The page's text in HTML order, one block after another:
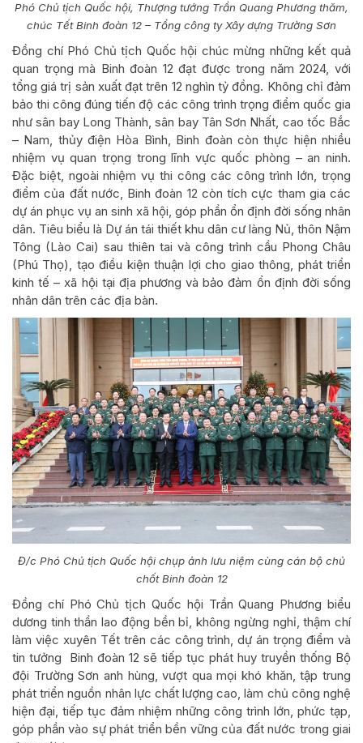
Phó Chủ tịch Quốc hội, Thượng tướng Trần Quang Phương thăm,
chúc Tết Binh đoàn 12 – Tổng công ty Xây dựng Trường Sơn
Đồng chí Phó Chủ tịch Quốc hội chúc mừng những kết quả
quan trọng mà Binh đoàn 12 đạt được trong năm 2024, với
tổng giá trị sản xuất đạt trên 12 nghìn tỷ đồng. Không chỉ đảm
bảo thi công đúng tiến độ các công trình trọng điểm quốc gia
như sân bay Long Thành, sân bay Tân Sơn Nhất, cao tốc Bắc
– Nam, thủy điện Hòa Bình, Binh đoàn còn thực hiện nhiều
nhiệm vụ quan trọng trong lĩnh vực quốc phòng – an ninh.
Đặc biệt, ngoài nhiệm vụ thi công các công trình lớn, trọng
điểm của đất nước, Binh đoàn 12 còn tích cực tham gia các
dự án phục vụ an sinh xã hội, góp phần ổn định đời sống nhân
dân. Tiêu biểu là Dự án tái thiết khu dân cư làng Nủ, thôn Nậm
Tông (Lào Cai) sau thiên tai và công trình cầu Phong Châu
(Phú Thọ), tạo điều kiện thuận lợi cho giao thông, phát triển
kinh tế – xã hội tại địa phương và bảo đảm ổn định đời sống
nhân dân trên các địa bàn.
Đ/c Phó Chủ tịch Quốc hội chụp ảnh lưu niệm cùng cán bộ chủ
chốt Binh đoàn 12
Đồng chí Phó Chủ tịch Quốc hội Trần Quang Phương biểu
dương tinh thần lao động bền bỉ, không ngừng nghỉ, thậm chí
làm việc xuyên Tết trên các công trình, dự án trọng điểm và
tin tưởng Binh đoàn 12 sẽ tiếp tục phát huy truyền thống Bộ
đội Trường Sơn anh hùng, vượt qua mọi khó khăn, tập trung
phát triển nguồn nhân lực chất lượng cao, làm chủ công nghệ
hiện đại, tiếp tục đảm nhiệm những công trình lớn, phức tạp,
góp phần vào sự phát triển bền vững của đất nước trong giai